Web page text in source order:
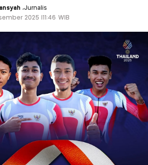
,Jurnalis
2025 |11:46 WIB